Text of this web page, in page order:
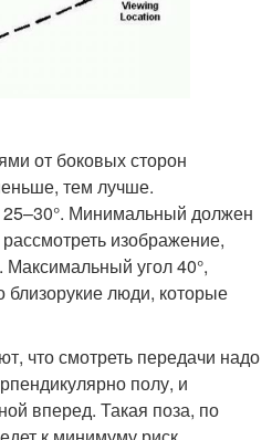
от боковых сторон
тем лучше.
Минимальный должен
изображение,
Максимальный угол 40°,
близорукие люди, которые
что смотреть передачи надо
полу, и
вперед. Такая поза, по